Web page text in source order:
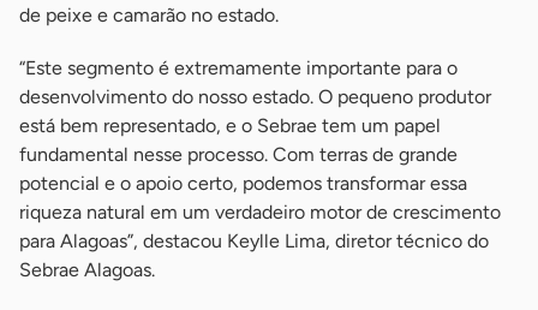
de peixe e camarão no estado.
“Este segmento é extremamente importante para o
desenvolvimento do nosso estado. O pequeno produtor
está bem representado, e o Sebrae tem um papel
fundamental nesse processo. Com terras de grande
potencial e o apoio certo, podemos transformar essa
riqueza natural em um verdadeiro motor de crescimento
para Alagoas”, destacou Keylle Lima, diretor técnico do
Sebrae Alagoas.